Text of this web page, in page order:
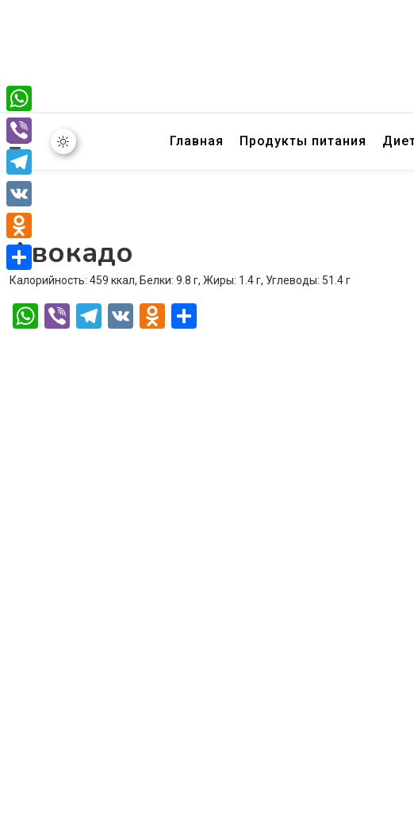
Главная Продукты питания
Авокадо
Калорийность: 459 ккал, Белки: 9.8 г, Жиры: 1.4 г, Углеводы: 51.4 г
WhatsApp
ViberTelegram
VK Odnoklassniki
WhatsApp
Viber
Telegram
VK
Odnoklassniki
Отправить